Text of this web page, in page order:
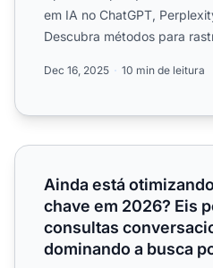
em IA no ChatGPT,
Descubra métodos para
Dec 16, 2025 10 min de leitura
Ainda está otimizando para
Ainda está
chave em 2026? Eis
consultas
dominando a busca